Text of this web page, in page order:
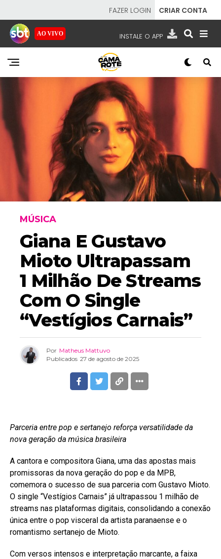
FAZER LOGIN CRIAR CONTA
AO VIVO INSTALE O APP
EMISSORAS
- SISTEMA BRASILEIRO DE TELEVISÃO
MÚSICA
Giana E Gustavo
Mioto Ultrapassam
1 Milhão De Streams
Com O Single
“Vestígios Carnais”
Por Matheus Mattuvo
Publicados 27 de agosto de 2025
Parceria entre pop e sertanejo reforça versatilidade da
nova geração da música brasileira
A cantora e compositora Giana, uma das apostas mais
promissoras da nova geração do pop e da MPB,
comemora o sucesso de sua parceria com Gustavo Mioto.
O single “Vestígios Carnais” já ultrapassou 1 milhão de
streams nas plataformas digitais, consolidando a conexão
única entre o pop visceral da artista paranaense e o
romantismo sertanejo de Mioto.
Com versos intensos e interpretação marcante, a faixa